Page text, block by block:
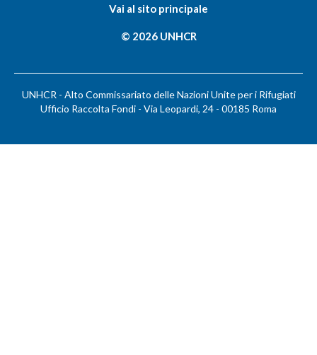
Vai al sito principale
© 2026 UNHCR
UNHCR - Alto Commissariato delle Nazioni Unite per i Rifugiati
Ufficio Raccolta Fondi - Via Leopardi, 24 - 00185 Roma